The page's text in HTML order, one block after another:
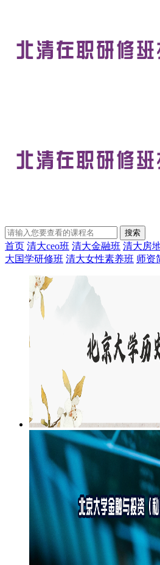
首页 清大ceo班 清大金融班 清大房
大国学研修班 清大女性素养班 师资